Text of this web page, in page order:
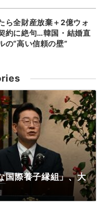
ら全財産放棄＋2億ウォ
約に絶句…韓国・結婚直
の“高い信頼の壁”
国際養子縁組」、大